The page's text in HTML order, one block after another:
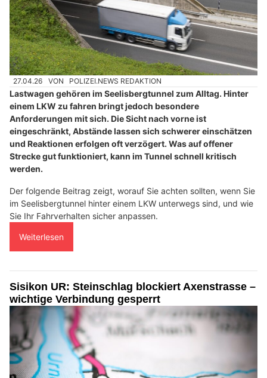
27.04.26 VON POLIZEI.NEWS REDAKTION
Lastwagen gehören im Seelisbergtunnel zum Alltag. Hinter
einem LKW zu fahren bringt jedoch besondere
Anforderungen mit sich. Die Sicht nach vorne ist
eingeschränkt, Abstände lassen sich schwerer einschätzen
und Reaktionen erfolgen oft verzögert. Was auf offener
Strecke gut funktioniert, kann im Tunnel schnell kritisch
werden.
Der folgende Beitrag zeigt, worauf Sie achten sollten, wenn Sie
im Seelisbergtunnel hinter einem LKW unterwegs sind, und wie
Sie Ihr Fahrverhalten sicher anpassen.
Weiterlesen
Sisikon UR: Steinschlag blockiert Axenstrasse –
wichtige Verbindung gesperrt